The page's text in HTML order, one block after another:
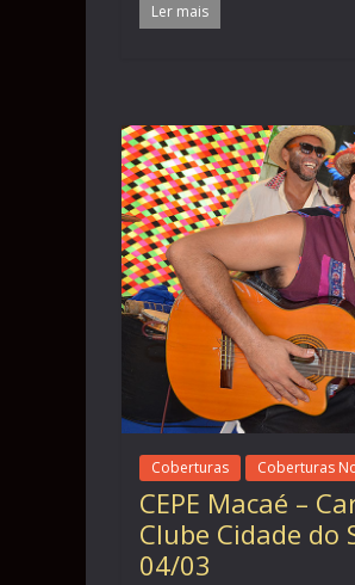
Ler mais
Coberturas Coberturas
CEPE Macaé –
Clube Cidade do
04/03